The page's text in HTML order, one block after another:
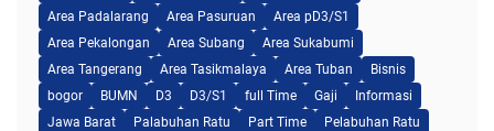
Area Padalarang
Area Pasuruan
Area pD3/S1
Area Pekalongan
Area Subang
Area Sukabumi
Area Tangerang
Area Tasikmalaya Area Tuban
Bisnis
bogor
BUMN D3 D3/S1 full Time Gaji
Informasi
Jawa Barat
Palabuhan Ratu Part Time
Pelabuhan Ratu